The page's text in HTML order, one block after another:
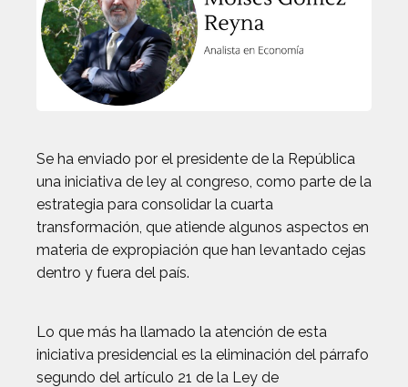
Se ha enviado por el presidente de la República
una iniciativa de ley al congreso, como parte de la
estrategia para consolidar la cuarta
transformación, que atiende algunos aspectos en
materia de expropiación que han levantado cejas
dentro y fuera del país.
Lo que más ha llamado la atención de esta
iniciativa presidencial es la eliminación del párrafo
segundo del artículo 21 de la Ley de